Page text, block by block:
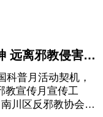
弘扬科学精神 远离邪教侵害——南川区反邪教宣传月走进头渡镇
科普月活动契机，
教宣传月宣传工
川区反邪教协会走